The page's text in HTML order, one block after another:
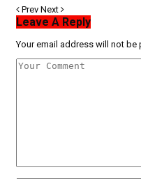
Prev Next
Leave A Reply
Your email address will not be